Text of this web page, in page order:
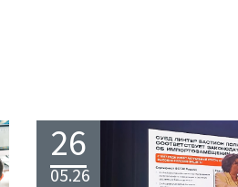
26
05.26